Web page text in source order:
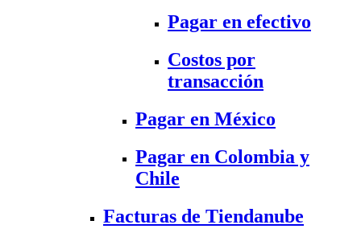
Pagar en efectivo
Costos por
transacción
Pagar en México
Pagar en Colombia y
Chile
Facturas de Tiendanube